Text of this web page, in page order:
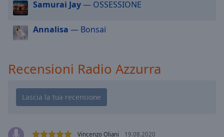
Background
Color
Opacity
Caption
Samurai Jay— OSSESSIONE
Annalisa — Bonsai
Recensioni Radio Azzurra
Vincenzo Oliani 19.08.2020